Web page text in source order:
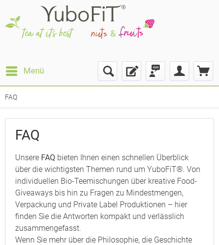
Menü
FAQ
FAQ
Unsere FAQ bieten Ihnen einen schnellen Überblick
über die wichtigsten Themen rund um YuboFiT®. Von
individuellen Bio-Teemischungen über kreative Food-
Giveaways bis hin zu Fragen zu Mindestmengen,
Verpackung und Private Label Produktionen – hier
finden Sie die Antworten kompakt und verlässlich
zusammengefasst.
Wenn Sie mehr über die Philosophie, die Geschichte